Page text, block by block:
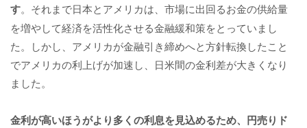
す。それまで日本とアメリカは、市場に出回るお金の供給量
を増やして経済を活性化させる金融緩和策をとっていまし
た。しかし、アメリカが金融引き締めへと方針転換したこと
でアメリカの利上げが加速し、日米間の金利差が大きくなり
ました。
金利が高いほうがより多くの利息を見込めるため、円売りド